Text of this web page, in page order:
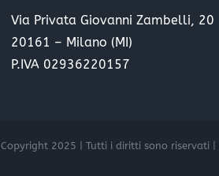
Via Privata Giovanni Zambelli, 20
20161 – Milano (MI)
P.IVA 02936220157
Copyright 2025 | Tutti i diritti sono riservati |